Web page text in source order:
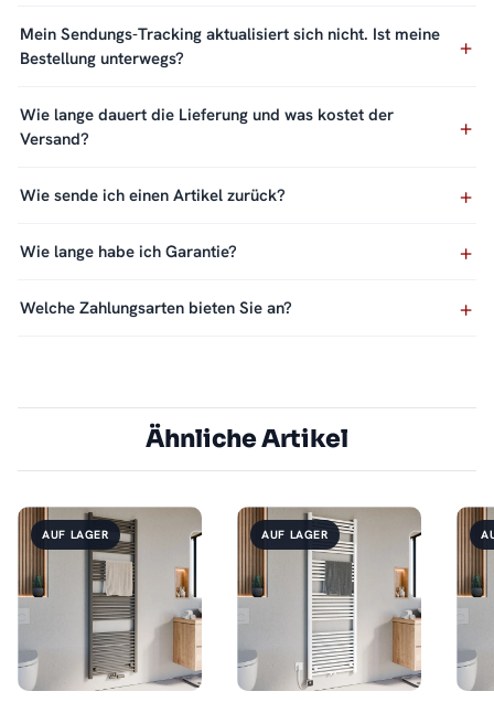
Mein Sendungs-Tracking aktualisiert sich nicht. Ist meine
Bestellung unterwegs?
Wie lange dauert die Lieferung und was kostet der
Versand?
Wie sende ich einen Artikel zurück?
Wie lange habe ich Garantie?
Welche Zahlungsarten bieten Sie an?
Ähnliche Artikel
AUF LAGER AUF LAGER